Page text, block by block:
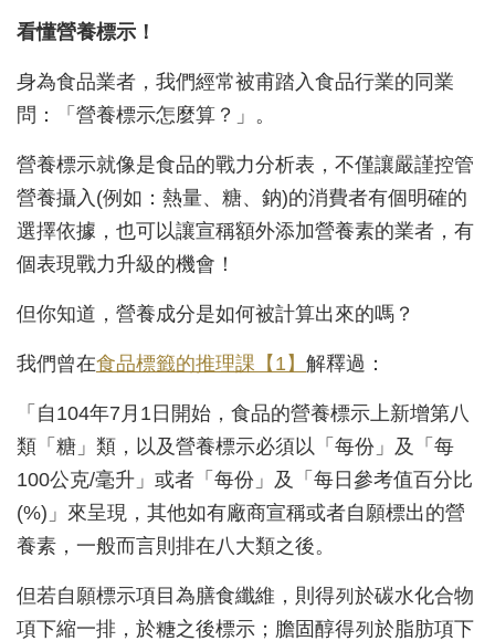
看懂營養標示！
身為食品業者，我們經常被甫踏入食品行業的同業
問：「營養標示怎麼算？」。
營養標示就像是食品的戰力分析表，不僅讓嚴謹控管
營養攝入(例如：熱量、糖、鈉)的消費者有個明確的
選擇依據，也可以讓宣稱額外添加營養素的業者，有
個表現戰力升級的機會！
但你知道，營養成分是如何被計算出來的嗎？
我們曾在食品標籤的推理課【1】 解釋過：
「自104年7月1日開始，食品的營養標示上新增第八
類「糖」類，以及營養標示必須以「每份」及「每
100公克/毫升」或者「每份」及「每日參考值百分比
(%)」來呈現，其他如有廠商宣稱或者自願標出的營
養素，一般而言則排在八大類之後。
但若自願標示項目為膳食纖維，則得列於碳水化合物
項下縮一排，於糖之後標示；膽固醇得列於脂肪項下